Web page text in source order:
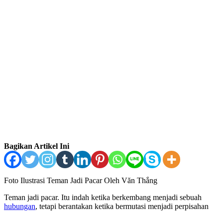
Bagikan Artikel Ini
Foto Ilustrasi Teman Jadi Pacar Oleh Văn Thắng
Teman jadi pacar. Itu indah ketika berkembang menjadi sebuah
hubungan, tetapi berantakan ketika bermutasi menjadi perpisahan